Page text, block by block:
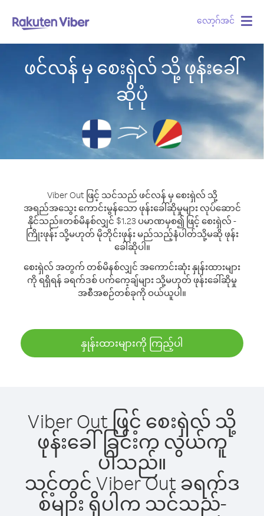
လော့ဂ်အင်
ဖင်လန် မှ စေးရှဲလ် သို့ ဖုန်းခေါ်
ဆိုပုံ
Viber Out ဖြင့် သင်သည် ဖင်လန် မှ စေးရှဲလ် သို့
အရည်အသွေး ကောင်းမွန်သော ဖုန်းခေါ်ဆိုမှုများ လုပ်ဆောင်
နိုင်သည်။တစ်မိနစ်လျှင် $1.23 ပမာဏမှစ၍ ဖြင့် စေးရှဲလ် -
ကြိုးဖုန်း သို့မဟုတ် မိုဘိုင်းဖုန်း မည်သည့်နံပါတ်သို့မဆို ဖုန်း
ခေါ်ဆိုပါ။
စေးရှဲလ် အတွက် တစ်မိနစ်လျှင် အကောင်းဆုံး နှုန်းထားများ
ကို ရရှိရန် ခရက်ဒစ် ပက်ကေ့ချ်များ သို့မဟုတ် ဖုန်းခေါ်ဆိုမှု
အစီအစဉ်တစ်ခုကို ဝယ်ယူပါ။
နှုန်းထားများကို ကြည့်ပါ
Viber Out ဖြင့် စေးရှဲလ် သို့
ဖုန်းခေါ်ခြင်းက လွယ်ကူ
ပါသည်။
သင့်တွင် Viber Out ခရက်ဒ
စ်များ ရှိပါက သင်သည်-